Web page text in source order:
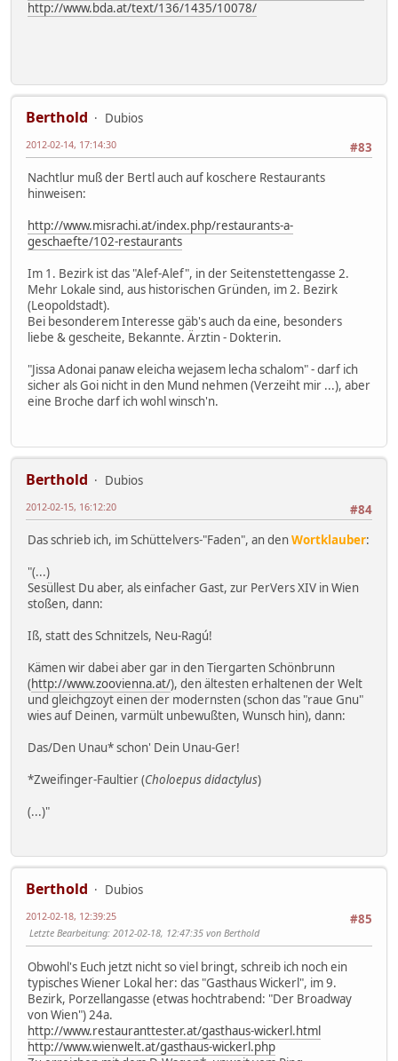
http://www.bda.at/text/136/1435/10078/
Berthold
Dubios
#83
2012-02-14, 17:14:30
Nachtlur muß der Bertl auch auf koschere Restaurants
hinweisen:
http://www.misrachi.at/index.php/restaurants-a-
geschaefte/102-restaurants
Im 1. Bezirk ist das "Alef-Alef", in der Seitenstettengasse 2.
Mehr Lokale sind, aus historischen Gründen, im 2. Bezirk
(Leopoldstadt).
Bei besonderem Interesse gäb's auch da eine, besonders
liebe & gescheite, Bekannte. Ärztin - Dokterin.
"Jissa Adonai panaw eleicha wejasem lecha schalom" - darf ich
sicher als Goi nicht in den Mund nehmen (Verzeiht mir ...), aber
eine Broche darf ich wohl winsch'n.
Berthold
Dubios
#84
2012-02-15, 16:12:20
Das schrieb ich, im Schüttelvers-"Faden", an denWortklauber:
"(...)
Sesüllest Du aber, als einfacher Gast, zur PerVers XIV in Wien
stoßen, dann:
Iß, statt des Schnitzels, Neu-Ragú!
Kämen wir dabei aber gar in den Tiergarten Schönbrunn
(http://www.zoovienna.at/), den ältesten erhaltenen der Welt
und gleichgzoyt einen der modernsten (schon das "raue Gnu"
wies auf Deinen, varmült unbewußten, Wunsch hin), dann:
Das/Den Unau* schon' Dein Unau-Ger!
*Zweifinger-Faultier (Choloepus didactylus)
(...)"
Berthold
Dubios
#85
2012-02-18, 12:39:25
Letzte Bearbeitung: 2012-02-18, 12:47:35 von Berthold
Obwohl's Euch jetzt nicht so viel bringt, schreib ich noch ein
typisches Wiener Lokal her: das "Gasthaus Wickerl", im 9.
Bezirk, Porzellangasse (etwas hochtrabend: "Der Broadway
von Wien") 24a.
http://www.restauranttester.at/gasthaus-wickerl.html
http://www.wienwelt.at/gasthaus-wickerl.php